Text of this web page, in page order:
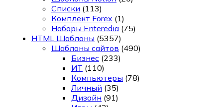
Списки (113)
Комплект Forex (1)
Наборы Enteredia (75)
HTML Шаблоны (5357)
Шаблоны сайтов (490)
Бизнес (233)
ИТ (110)
Компьютеры (78)
Личный (35)
Дизайн (91)